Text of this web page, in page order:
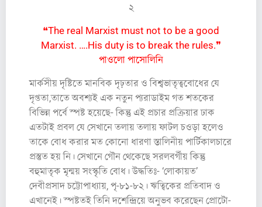
২
❝The real Marxist must not to be a good
Marxist. ….His duty is to break the rules.❞
পাওলো পাসোলিনি
মার্কসীয় দৃষ্টিতে মানবিক দৃঢ়তার ও বিশ্বভাতৃত্ববোধের যে
দৃপ্ততা,তাতে অবশ্যই এক নতুন প্যরাডাইম গত শতকের
বিভিন্ন পর্বে স্পষ্ট হয়েছে- কিন্তু এই প্রচার প্রক্রিয়ার ঢাক
এতটাই প্রবল যে সেখানে তলায় তলায় ফাটল চওড়া হলেও
তাকে বোধ করার মত কোনো ধারণা স্তালিনীয় পার্টিকালচারে
প্রস্তুত হয় নি। সেখানে গৌন থেকেছে সরলবর্গীয় কিন্তু
বহুমাতৃক মৃন্ময় সংস্কৃতি বোধ। উদ্ধতিঃ- ‘লোকায়ত’
দেবীপ্রসাদ চট্টোপাধ্যায়, পৃ-৮১-৮২। ঋত্বিকের প্রতিবাদ ও
এখানেই। স্পষ্টতই তিনি দশেন্দ্রিয়ে অনুভব করেছেন প্রোটো-